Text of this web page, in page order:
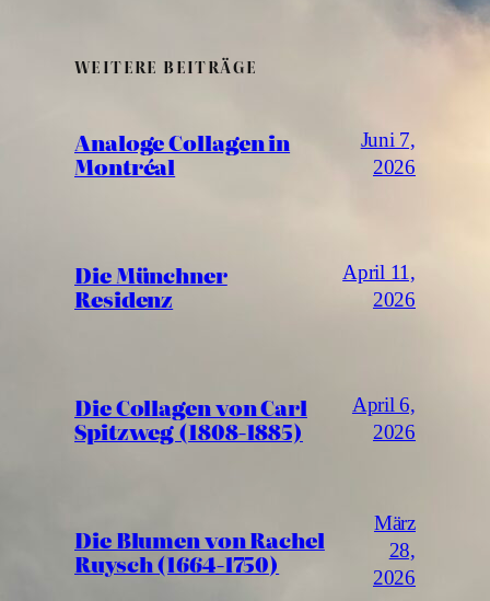
WEITERE BEITRÄGE
Analoge Collagen in
Montréal
Juni 7,
2026
Die Münchner
Residenz
April 11,
2026
Die Collagen von Carl
Spitzweg (1808-1885)
April 6,
2026
Die Blumen von Rachel
Ruysch (1664-1750)
März
28,
2026